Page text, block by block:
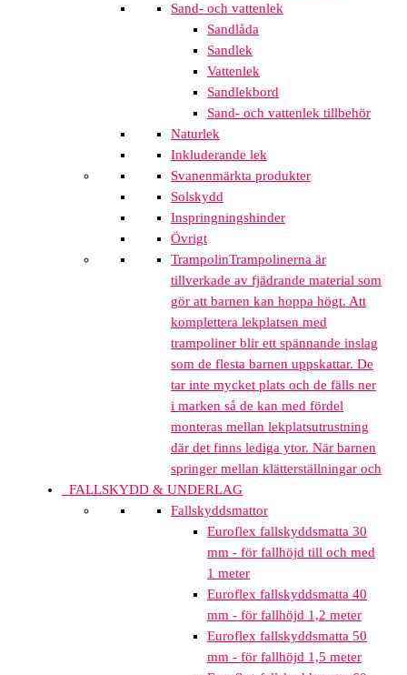
Sand- och vattenlek
Sandlåda
Sandlek
Vattenlek
Sandlekbord
Sand- och vattenlek tillbehör
Naturlek
Inkluderande lek
Svanenmärkta produkter
Solskydd
Inspringningshinder
Övrigt
TrampolinTrampolinerna är
tillverkade av fjädrande material som
gör att barnen kan hoppa högt. Att
komplettera lekplatsen med
trampoliner blir ett spännande inslag
som de flesta barnen uppskattar. De
tar inte mycket plats och de fälls ner
i marken så de kan med fördel
monteras mellan lekplatsutrustning
där det finns lediga ytor. När barnen
springer mellan klätterställningar och
FALLSKYDD & UNDERLAG
Fallskyddsmattor
Euroflex fallskyddsmatta 30
mm - för fallhöjd till och med
1 meter
Euroflex fallskyddsmatta 40
mm - för fallhöjd 1,2 meter
Euroflex fallskyddsmatta 50
mm - för fallhöjd 1,5 meter